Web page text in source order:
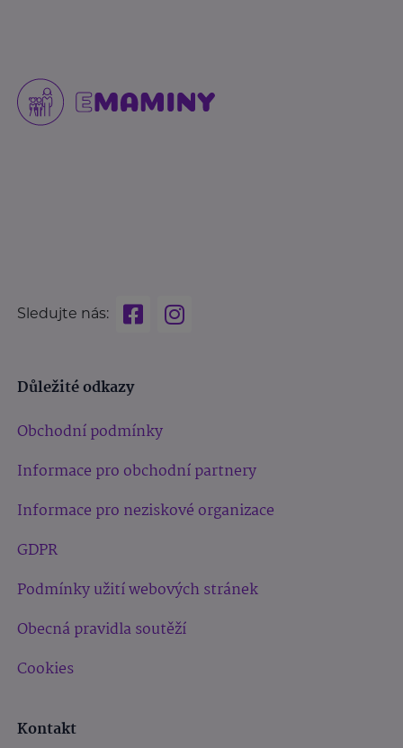
Sledujte nás:
Důležité odkazy
Obchodní podmínky
Informace pro obchodní partnery
Informace pro neziskové organizace
GDPR
Podmínky užití webových stránek
Obecná pravidla soutěží
Cookies
Kontakt